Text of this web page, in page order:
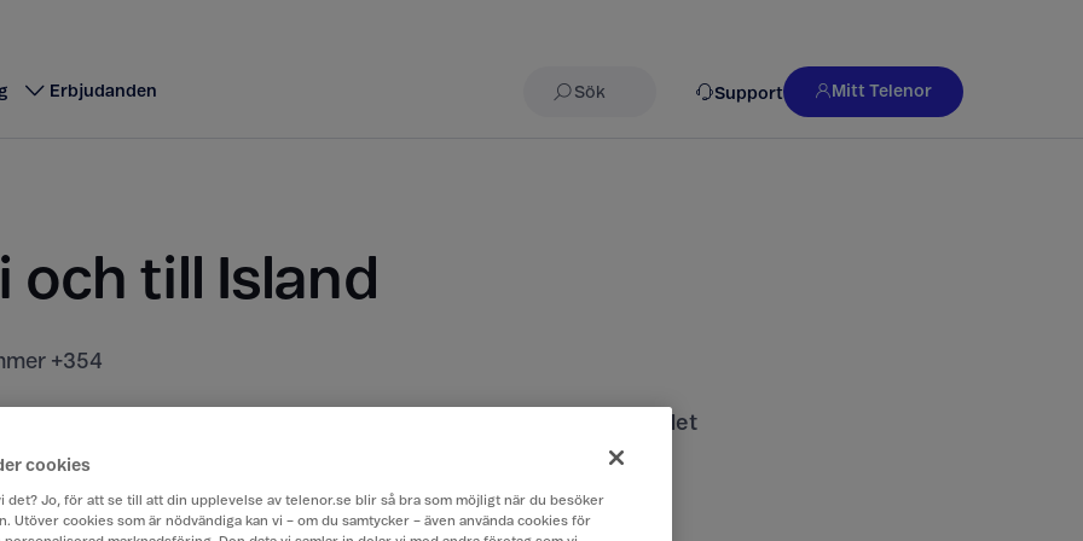
Erbjudanden
Sök Support Mitt Telenor
och till Island
+354
kostar att ringa, sms:a och surfa när du är utomlands och vad det
Sverige till ett annat land.
cookies
det? Jo, för att se till att din upplevelse av telenor.se blir så bra som möjligt när du besöker
Utöver cookies som är nödvändiga kan vi – om du samtycker – även använda cookies för